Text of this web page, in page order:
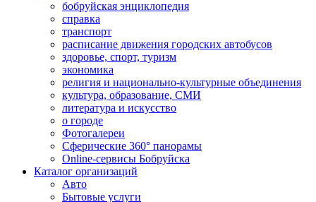
бобруйская энциклопедия
справка
транспорт
расписание движения городских автобусов
здоровье, спорт, туризм
экономика
религия и национально-культурные объединения
культура, образование, СМИ
литература и искусство
о городе
Фотогалереи
Сферические 360° панорамы
Online-сервисы Бобруйска
Каталог организаций
Авто
Бытовые услуги